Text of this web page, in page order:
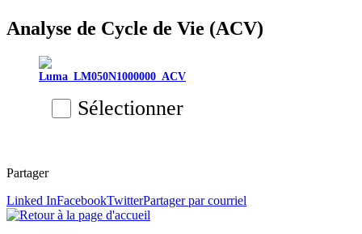
Analyse de Cycle de Vie (ACV)
Luma_LM050N1000000_ACV
Sélectionner
Partager
Linked InFacebookTwitterPartager par courriel